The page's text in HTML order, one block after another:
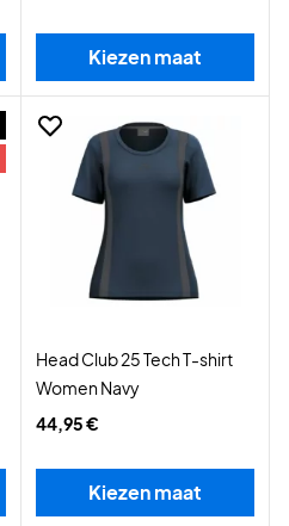
Kiezen maat
Head Club 25 Tech T-shirt
Women Navy
44,95 €
Kiezen maat